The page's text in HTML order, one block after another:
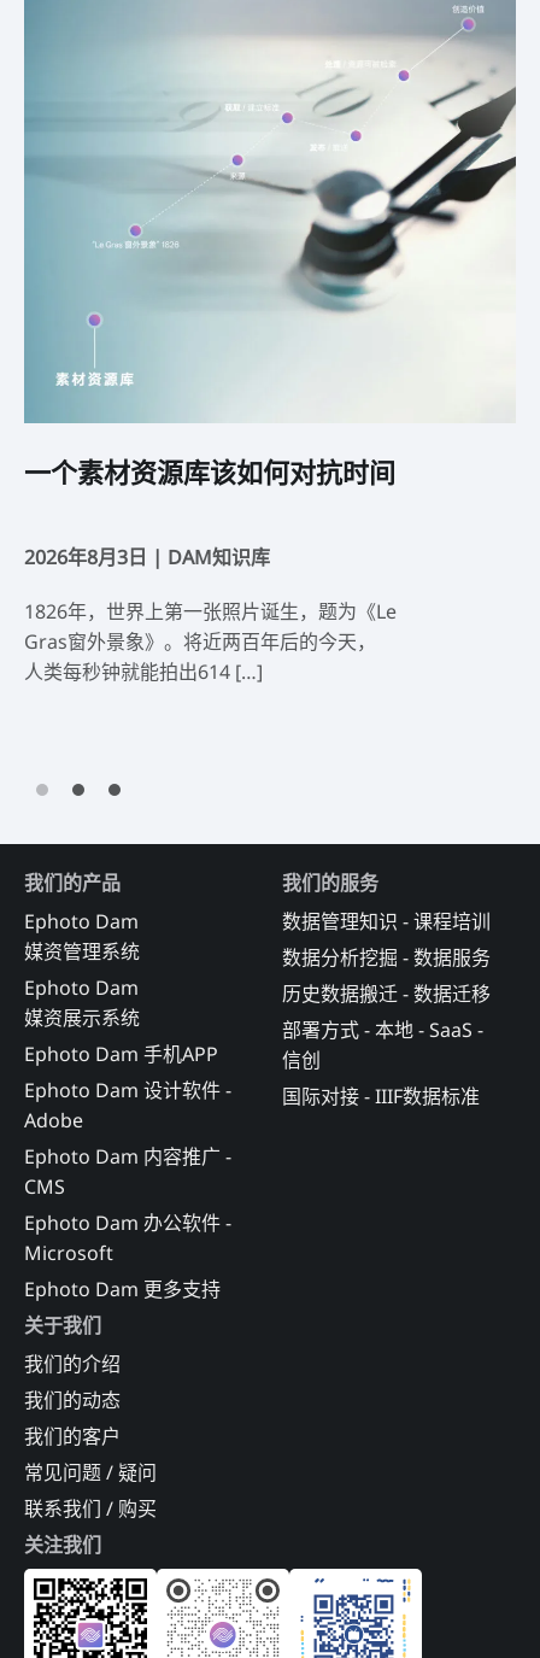
一个素材资源库该如何对抗时间
2026年8月3日 | DAM知识库
1826年，世界上第一张照片诞生，题为《Le
Gras窗外景象》。将近两百年后的今天，
人类每秒钟就能拍出614 […]
我们的产品
Ephoto Dam
媒资管理系统
Ephoto Dam
媒资展示系统
Ephoto Dam 手机APP
Ephoto Dam 设计软件 -
Adobe
Ephoto Dam 内容推广 -
CMS
Ephoto Dam 办公软件 -
Microsoft
Ephoto Dam 更多支持
我们的服务
数据管理知识 - 课程培训
数据分析挖掘 - 数据服务
历史数据搬迁 - 数据迁移
部署方式 - 本地 - SaaS -
信创
国际对接 - IIIF数据标准
关于我们
我们的介绍
我们的动态
我们的客户
常见问题 / 疑问
联系我们 / 购买
关注我们